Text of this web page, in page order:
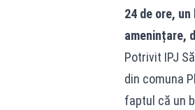
24 de ore,
amenințare,
Potrivit IPJ
din comuna
faptul că un